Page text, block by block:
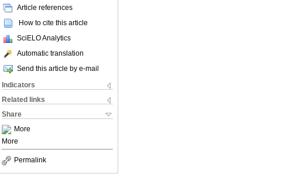
Article references
How to cite this article
SciELO Analytics
Automatic translation
Send this article by e-mail
Indicators
Related links
Share
More
More
Permalink